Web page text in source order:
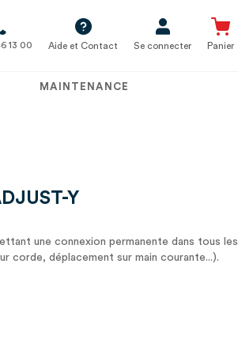
13 00 Aide et Contact Se connecter Panier
MAINTENANCE
Y
une connexion permanente dans tous les
corde, déplacement sur main courante...).